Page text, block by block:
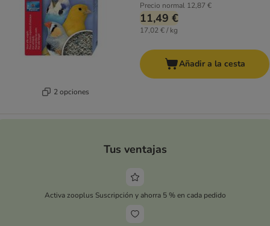
2 opciones
Precio normal 12,87 €
11,49 €
17,02 € / kg
Añadir a la cesta
Tus ventajas
Activa zooplus Suscripción y ahorra 5 % en cada pedido